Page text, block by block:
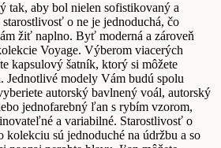
tak, aby bol nielen sofistikovaný a
o ne je jednoduchá, čo
žiť naplno. Byť moderná a zároveň
Voyage. Výberom viacerých
kapsulový šatník, ktorý si môžete
Jednotlivé modely Vám budú spolu
autorský bavlnený voál, autorský
jednofarebný ľan s rybím vzorom,
a variabilné. Starostlivosť o
kolekciu sú jednoduché na údržbu a so